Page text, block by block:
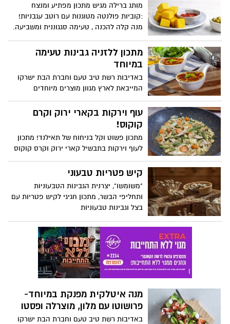
מותג ברילה מגיש מתכון מפתיע ומנצח
:קוביות פולנטה מטוגנות עם רוטב עגבניות!
מנה קלה להכנה , טעימה סגגוננית ומשביעה.
מתכון ללזניה גבינות טעימה
במיוחד
באדיבות רשת טיב טעם וחברת הבת ישרקו
המייבאת לארץ מגוון מוצרים מיוחדים
מאיטליה בטעמים אוטנטיים כמו באיטליה.
עוף וירקות בקארי ירוק וקרם
קוקוס!
מתכון פשוט וקל בניחוח של תאילנד! מתכון
לעוף וירקות בתבשיל קארי ירוק וקרס קוקוס
קיש פטריות טבעוני
"משומשו", יצרנית הגבינות הטבעוניות
ותחליפי הבשר, מתכון חגיגי לקיש פטריות עם
בצל וגבינות טבעוניות
מנה איטלקית מפנקת במיוחד-
פרושוטו עם מלון, מוצרלה ופסטו
באדיבות רשת טיב טעם וחברת הבת ישרקו